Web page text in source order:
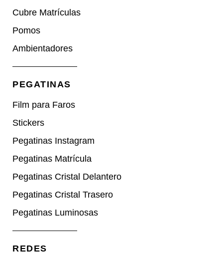
Cubre Matrículas
Pomos
Ambientadores
PEGATINAS
Film para Faros
Stickers
Pegatinas Instagram
Pegatinas Matrícula
Pegatinas Cristal Delantero
Pegatinas Cristal Trasero
Pegatinas Luminosas
REDES​